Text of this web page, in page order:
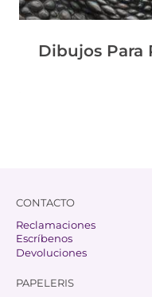
Dibujos Para
PAPELERIS
CONTACTO
Reclamaciones
Escríbenos
Devoluciones